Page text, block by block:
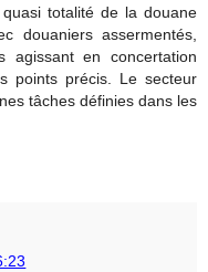
totalité de la douane
douaniers assermentés,
agissant en concertation
points précis. Le secteur
tâches définies dans les